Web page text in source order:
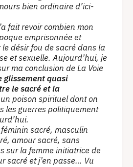
bien ordinaire d’ici-
fait revoir combien mon
emprisonnée et
désir fou de sacré dans la
et sexuelle. Aujourd’hui, je
ma conclusion de La Voie
glissement quasi
le sacré et la
poison spirituel dont on
les guerres politiquement
sacré, masculin
amour sacré, sans
sur la femme initiatrice de
sacré et j’en passe… Vu